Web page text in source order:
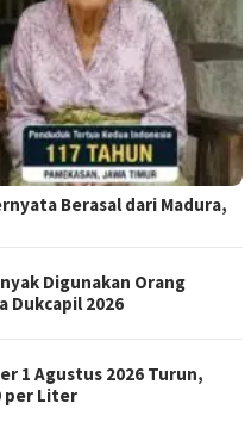
Berasal dari Madura,
Digunakan Orang
Dukcapil 2026
1 Agustus 2026 Turun,
per Liter